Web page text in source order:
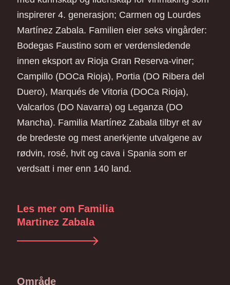
inspirerer 4. generasjon; Carmen og Lourdes
Martínez Zabala. Familien eier seks vingårder:
Bodegas Faustino som er verdensledende
innen eksport av Rioja Gran Reserva-viner;
Campillo (DOCa Rioja), Portia (DO Ribera del
Duero), Marqués de Vitoria (DOCa Rioja),
Valcarlos (DO Navarra) og Leganza (DO
Mancha). Familia Martínez Zabala tilbyr et av
de bredeste og mest anerkjente utvalgene av
rødvin, rosé, hvit og cava i Spania som er
verdsatt i mer enn 140 land.
Les mer om Familia
Martinez Zabala
Område